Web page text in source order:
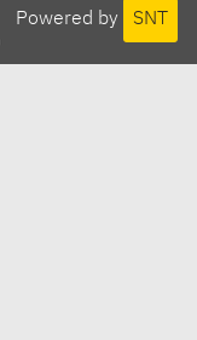
Powered by SNT